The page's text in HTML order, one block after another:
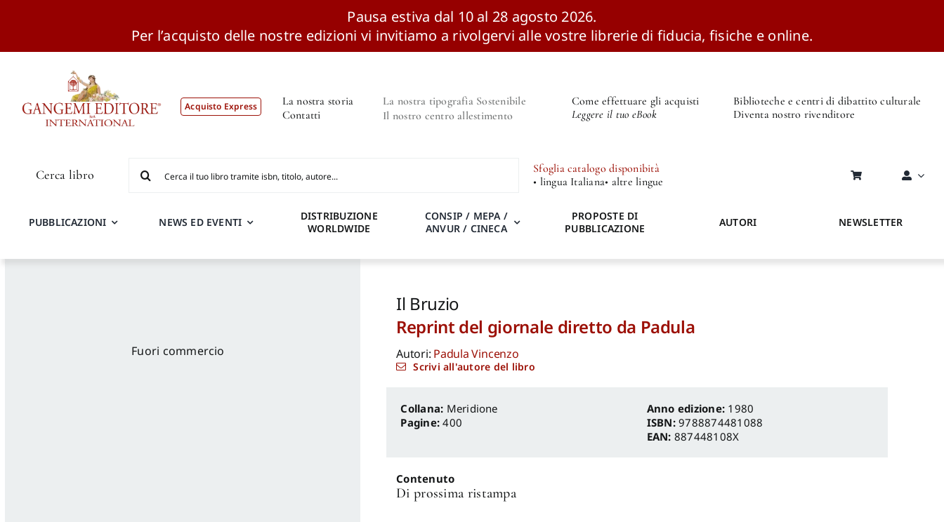
Pausa estiva dal 10 al 28 agosto 2026.
Per l’acquisto delle nostre edizioni vi invitiamo a rivolgervi alle vostre librerie di fiducia, fisiche e online.
Acquisto Express
La nostra storia
Contatti
La nostra tipografia Sostenibile
Il nostro centro allestimento
Come effettuare gli acquisti
Leggere il tuo eBook
Biblioteche e centri di dibattito culturale
Diventa nostro rivenditore
Cerca libro
per:
Sfoglia catalogo disponibità
• lingua Italiana• altre lingue
PUBBLICAZIONI NEWS ED EVENTI
DISTRIBUZIONE
WORLDWIDE
CONSIP / MEPA /
ANVUR / CINECA
PROPOSTE DI
PUBBLICAZIONE
AUTORI NEWSLETTER
Fuori commercio
Il Bruzio
Reprint del giornale diretto da Padula
Autori: Padula Vincenzo
Scrivi all'autore del libro
Meridione
Pagine:400
Anno edizione: 1980
ISBN:9788874481088
EAN: 887448108X
Contenuto
Di prossima ristampa